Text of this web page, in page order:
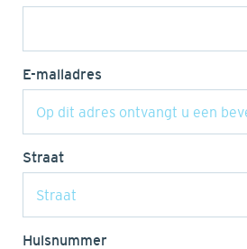
E-mailadres
Straat
Huisnummer